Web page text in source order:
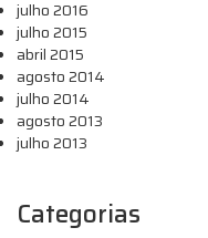
julho 2016
julho 2015
abril 2015
agosto 2014
julho 2014
agosto 2013
julho 2013
Categorias